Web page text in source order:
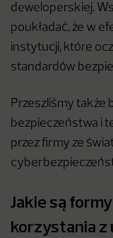
deweloperskiej.
poukładać, że w
instytucji, które
standardów
Przeszliśmy także
bezpieczeństwa i
przez firmy ze
Jakie są
korzystania z